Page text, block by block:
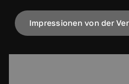
Impressionen von der